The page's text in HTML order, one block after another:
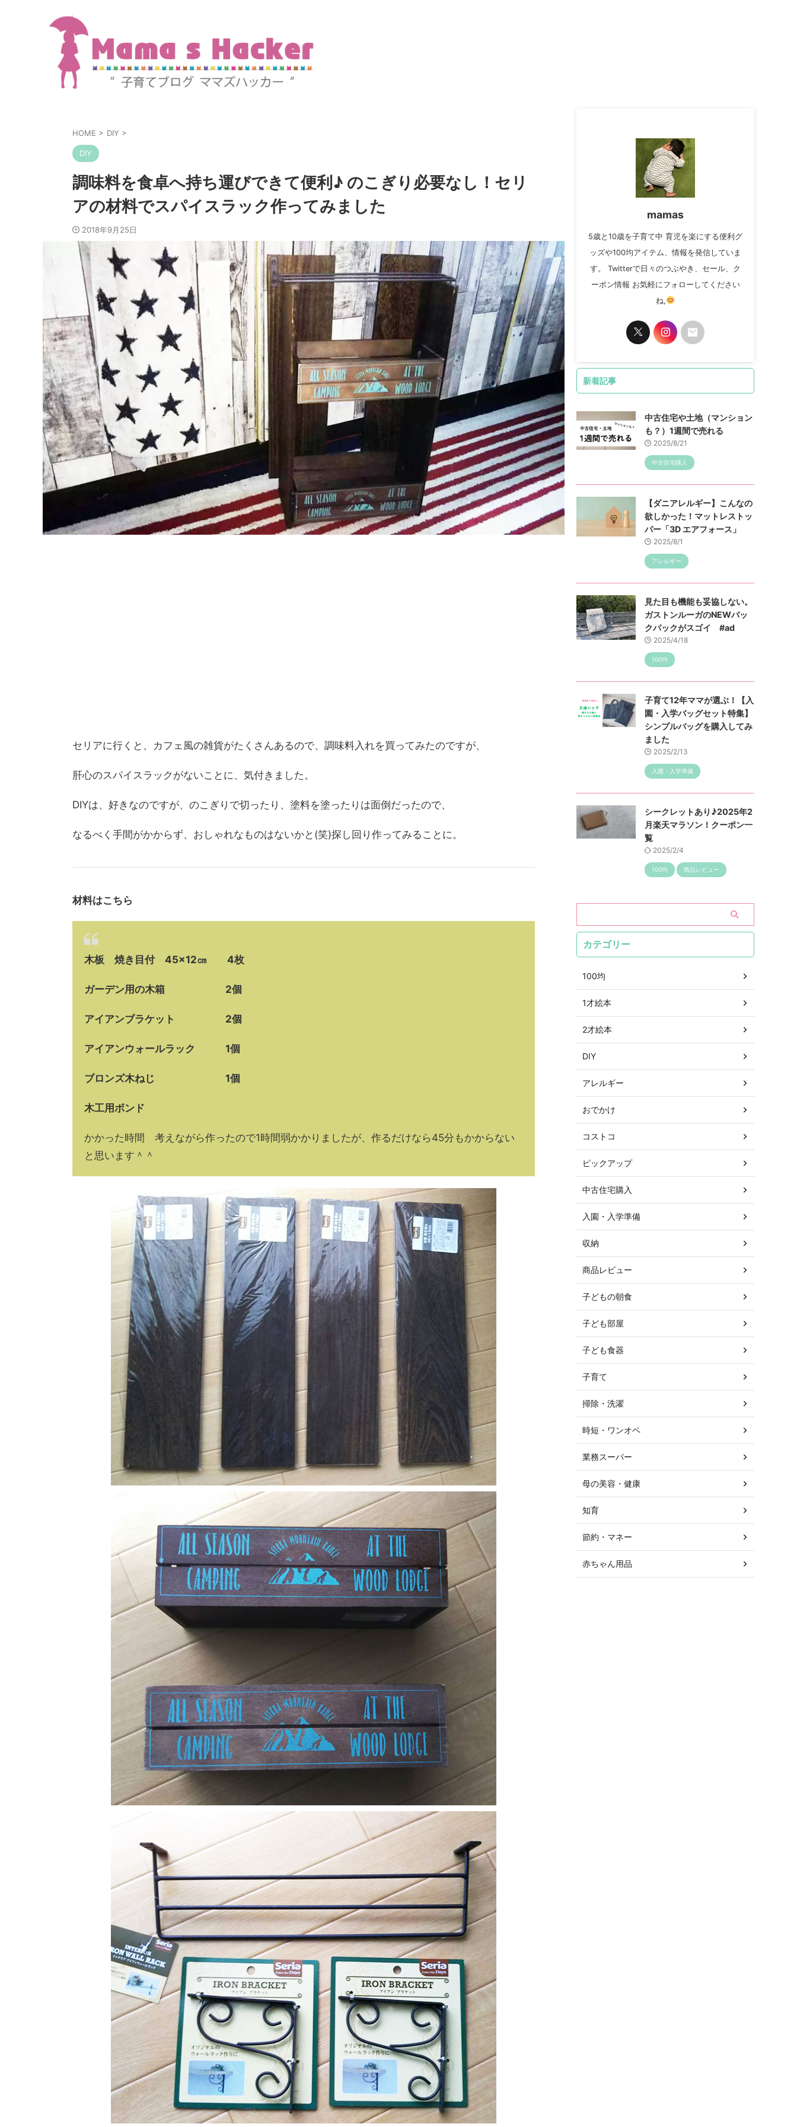
HOME > DIY >
DIY
調味料を食卓へ持ち運びできて便利♪ のこぎり必要なし！セリ
アの材料でスパイスラック作ってみました
2018年9月25日
セリアに行くと、カフェ風の雑貨がたくさんあるので、調味料入れを買ってみたのですが、
肝心のスパイスラックがないことに、気付きました。
DIYは、好きなのですが、のこぎりで切ったり、塗料を塗ったりは面倒だったので、
なるべく手間がかからず、おしゃれなものはないかと(笑)探し回り作ってみることに。
材料はこちら
木板 焼き目付 45×12㎝ 4枚
ガーデン用の木箱 2個
アイアンブラケット 2個
アイアンウォールラック 1個
ブロンズ木ねじ 1個
木工用ボンド
かかった時間 考えながら作ったので1時間弱かかりましたが、作るだけなら45分もかからない
と思います＾＾
mamas
5歳と10歳を子育て中 育児を楽にする便利グ
ッズや100均アイテム、情報を発信していま
す。 Twitterで日々のつぶやき、セール、ク
ーポン情報 お気軽にフォローしてください
ね,
新着記事
中古住宅や土地（マンション
も？）1週間で売れる
2025/8/21
中古住宅購入
【ダニアレルギー】こんなの
欲しかった！マットレストッ
パー「3D エアフォース」
2025/8/1
アレルギー
見た目も機能も妥協しない。
ガストンルーガのNEWバッ
クパックがスゴイ #ad
2025/4/18
100均
子育て12年ママが選ぶ！【入
園・入学バッグセット特集】
シンプルバッグを購入してみ
ました
2025/2/13
入園・入学準備
シークレットあり♪2025年2
月楽天マラソン！クーポン一
覧
2025/2/4
100均 商品レビュー
カテゴリー
100均
1才絵本
2才絵本
DIY
アレルギー
おでかけ
コストコ
ピックアップ
中古住宅購入
入園・入学準備
収納
商品レビュー
子どもの朝食
子ども部屋
子ども食器
子育て
掃除・洗濯
時短・ワンオペ
業務スーパー
母の美容・健康
知育
節約・マネー
赤ちゃん用品